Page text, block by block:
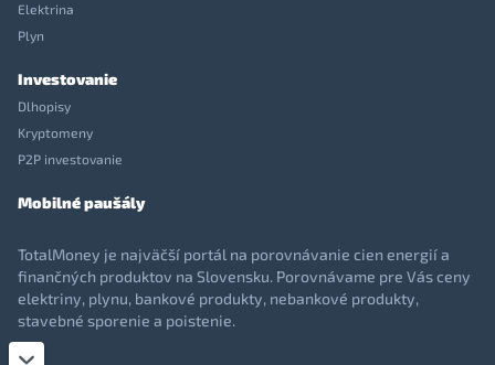
Elektrina
Plyn
Investovanie
Dlhopisy
Kryptomeny
P2P investovanie
Mobilné paušály
TotalMoney je najväčší portál na porovnávanie cien energií a
finančných produktov na Slovensku. Porovnávame pre Vás ceny
elektriny, plynu, bankové produkty, nebankové produkty,
stavebné sporenie a poistenie.